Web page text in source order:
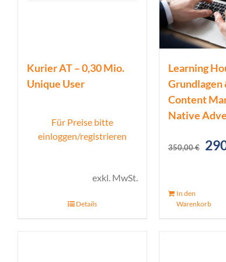
Kurier AT – 0,30 Mio.
Unique User
Für Preise bitte
einloggen/registrieren
exkl. MwSt.
Details
Learning
Grundlagen
Content
Native
350,00€
In den
Warenkorb